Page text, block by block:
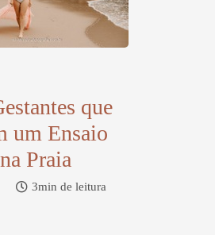
que
um Ensaio
Praia
3min de leitura